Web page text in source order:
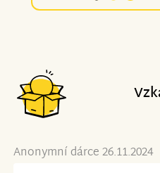
Anonymní dárce 26.11.2024